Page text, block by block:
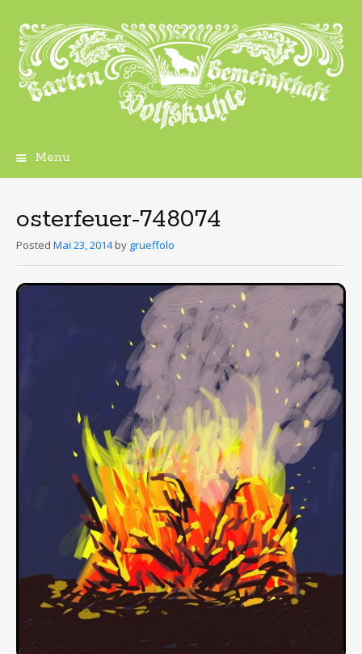
Menu
osterfeuer-748074
Posted Mai 23, 2014 by grueffolo